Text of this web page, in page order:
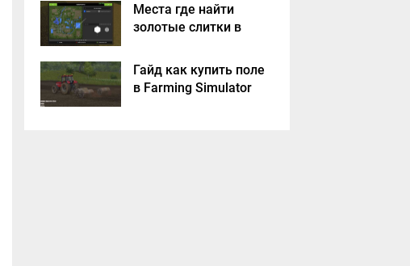
Места где найти
золотые слитки в
2017?
Гайд как купить поле
в Farming Simulator